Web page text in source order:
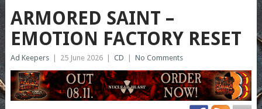
ARMORED SAINT –
EMOTION FACTORY RESET
Ad Keepers 25 June 2026 CD No Comments